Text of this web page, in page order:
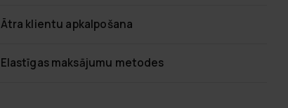
Ātra klientu apkalpošana
Elastīgas maksājumu metodes